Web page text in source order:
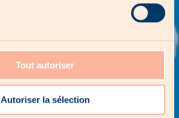
Tout autoriser
Autoriser la sélection